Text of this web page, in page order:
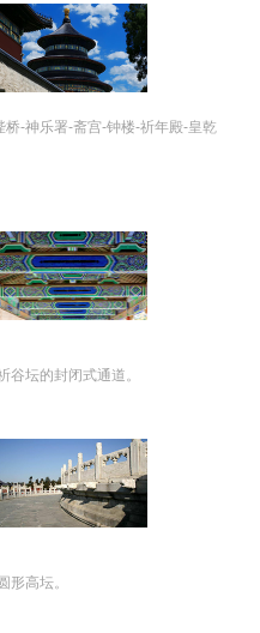
-神乐署-斋宫-钟楼-祈年殿-皇乾
谷坛的封闭式通道。
形高坛。